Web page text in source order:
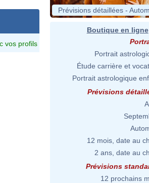
vos profils
Prévisions détaillées -
Boutique en ligne
Portrait
Étude carrière et
Portrait astrologique
Prévisions
12 mois, date au
2 ans, date au
Prévisions
12 prochains